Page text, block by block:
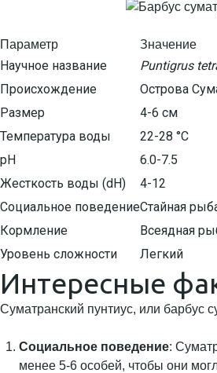
Параметр Значение
Научное название Puntigrus
Происхождение
Острова
Размер
4-6 см
Температура воды
22-28 °C
pH
6.0-7.5
Жесткость воды (dH)
4-12
Социальное поведениеСтайная
Кормление
Всеядная
Уровень сложности
Легкий
Интересные
Суматранский пунтиус, или барбус
Социальное поведение:
менее 5-6 особей, чтобы они